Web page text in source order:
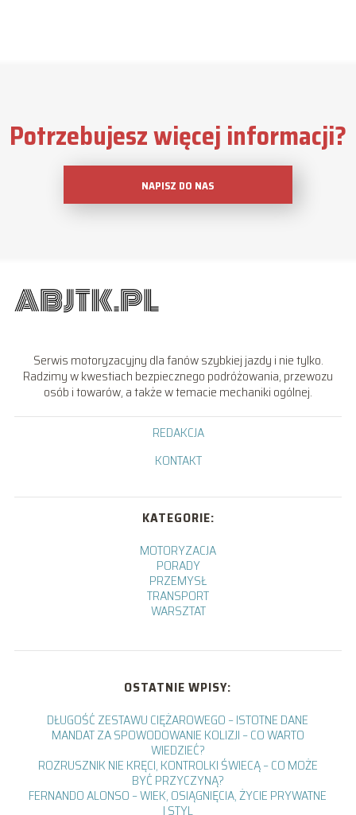
Potrzebujesz więcej informacji?
NAPISZ DO NAS
Serwis motoryzacyjny dla fanów szybkiej jazdy i nie tylko.
Radzimy w kwestiach bezpiecznego podróżowania, przewozu
osób i towarów, a także w temacie mechaniki ogólnej.
REDAKCJA
KONTAKT
KATEGORIE:
MOTORYZACJA
PORADY
PRZEMYSŁ
TRANSPORT
WARSZTAT
OSTATNIE WPISY:
DŁUGOŚĆ ZESTAWU CIĘŻAROWEGO – ISTOTNE DANE
MANDAT ZA SPOWODOWANIE KOLIZJI – CO WARTO
WIEDZIEĆ?
ROZRUSZNIK NIE KRĘCI, KONTROLKI ŚWIECĄ – CO MOŻE
BYĆ PRZYCZYNĄ?
FERNANDO ALONSO – WIEK, OSIĄGNIĘCIA, ŻYCIE PRYWATNE
I STYL